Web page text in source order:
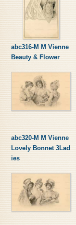
abc316-M M Vienne
Beauty & Flower
abc320-M M Vienne
Lovely Bonnet 3Lad
ies